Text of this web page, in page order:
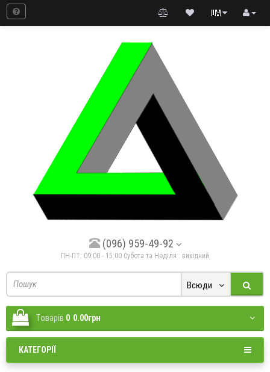
(096) 959-49-92
ПН-ПТ: 09:00 - 15:00 Субота та Неділя : вихідний
Всюди
Tоварів 0 0.00грн
КАТЕГОРІЇ